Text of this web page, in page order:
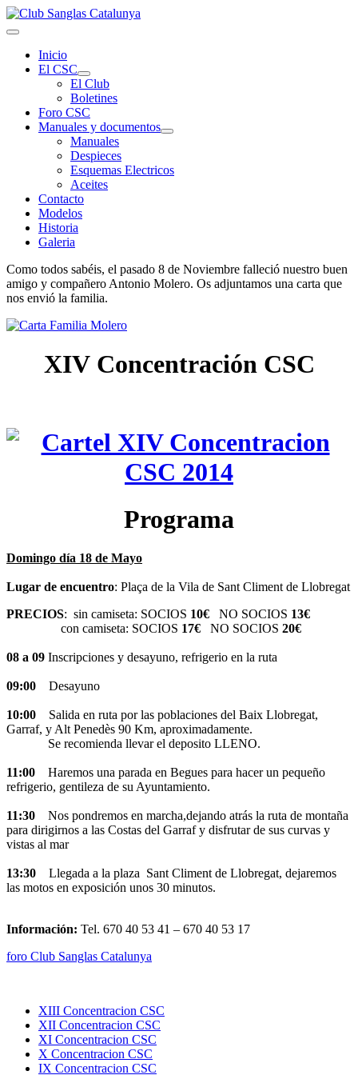
Inicio
El CSC
El Club
Boletines
Foro CSC
Manuales y documentos
Manuales
Despieces
Esquemas Electricos
Aceites
Contacto
Modelos
Historia
Galeria
Como todos sabéis, el pasado 8 de Noviembre falleció nuestro buen
amigo y compañero Antonio Molero. Os adjuntamos una carta que
nos envió la familia.
XIV Concentración CSC
Programa
Domingo día 18 de Mayo
Lugar de encuentro: Plaça de la Vila de Sant Climent de Llobregat
PRECIOS: sin camiseta: SOCIOS 10€ NO SOCIOS 13€
con camiseta: SOCIOS 17€ NO SOCIOS 20€
08 a 09 Inscripciones y desayuno, refrigerio en la ruta
09:00 Desayuno
10:00 Salida en ruta por las poblaciones del Baix Llobregat,
Garraf, y Alt Penedès 90 Km, aproximadamente.
Se recomienda llevar el deposito LLENO.
11:00 Haremos una parada en Begues para hacer un pequeño
refrigerio, gentileza de su Ayuntamiento.
11:30 Nos pondremos en marcha,dejando atrás la ruta de montaña
para dirigirnos a las Costas del Garraf y disfrutar de sus curvas y
vistas al mar
13:30 Llegada a la plaza Sant Climent de Llobregat, dejaremos
las motos en exposición unos 30 minutos.
Información: Tel. 670 40 53 41 – 670 40 53 17
foro Club Sanglas Catalunya
XIII Concentracion CSC
XII Concentracion CSC
XI Concentracion CSC
X Concentracion CSC
IX Concentracion CSC